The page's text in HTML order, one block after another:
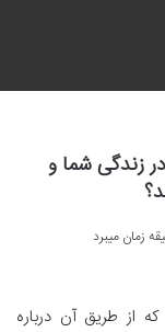
زندگی شما و
از طریق آن درباره